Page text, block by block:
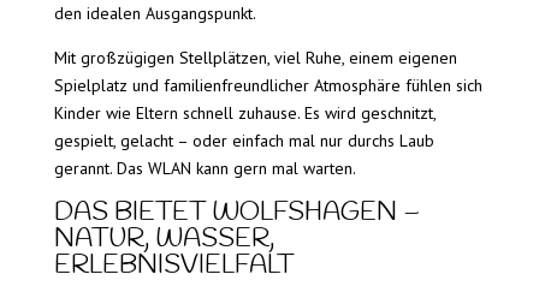
den idealen Ausgangspunkt.
Mit großzügigen Stellplätzen, viel Ruhe, einem eigenen
Spielplatz und familienfreundlicher Atmosphäre fühlen sich
Kinder wie Eltern schnell zuhause. Es wird geschnitzt,
gespielt, gelacht – oder einfach mal nur durchs Laub
gerannt. Das WLAN kann gern mal warten.
DAS BIETET WOLFSHAGEN –
NATUR, WASSER,
ERLEBNISVIELFALT